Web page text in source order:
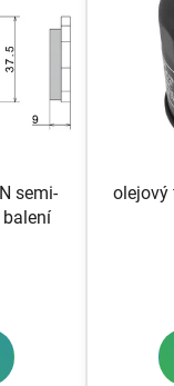
semi-
olejový